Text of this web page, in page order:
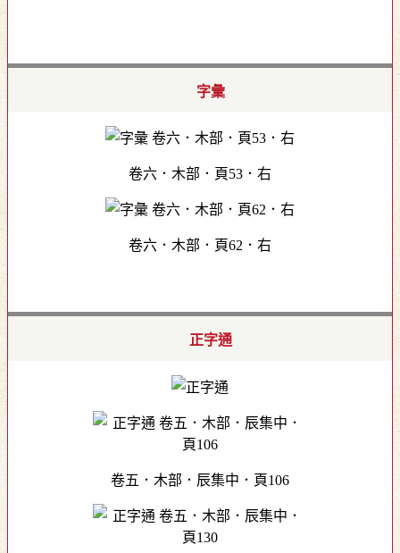
字彙
卷六．木部．頁53．右
卷六．木部．頁62．右
正字通
卷五．木部．辰集中．頁106